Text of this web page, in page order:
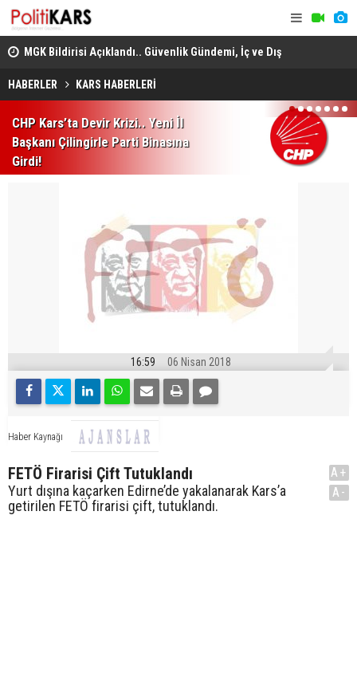
MGK Bildirisi Açıklandı.. Güvenlik Gündemi, İç ve Dış
Politika Başlıkları Değerlendirildi!
HABERLER KARS HABERLERİ
CHP Kars’ta Devir Krizi.. Yeni İl
Başkanı Çilingirle Parti Binasına
Girdi!
1 2 3 4 5 6 7
16:59 06 Nisan 2018
Haber Kaynağı
FETÖ Firarisi Çift Tutuklandı
Yurt dışına kaçarken Edirne’de yakalanarak Kars’a
getirilen FETÖ firarisi çift, tutuklandı.
A+
A-